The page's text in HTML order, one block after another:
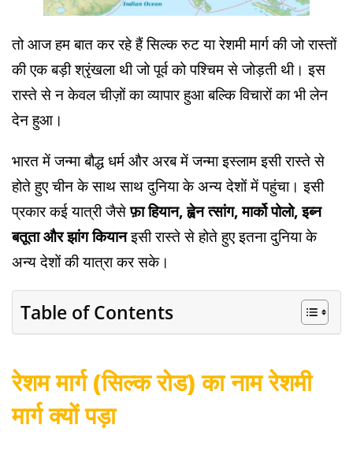
तो आज हम बात कर रहे हैं सिल्क रुट या रेशमी मार्ग की जो रास्तों
की एक बड़ी श्रृंखला थी जो पूर्व को पश्चिम से जोड़ती थी। इस
रास्ते से न केवल चीज़ों का व्यापार हुआ बल्कि विचारों का भी लेन
देन हुआ।
भारत में जन्मा बौद्ध धर्म और अरब में जन्मा इस्लाम इसी रास्ते से
होते हुए चीन के साथ साथ दुनिया के अन्य देशों में पहुंचा। इसी
प्रकार कई यात्री जैसेफ़ा हियान, ह्वेन त्सांग, मार्को पोलो, इब्न
बतूता और झांग कियानइसी रास्ते से होते हुए इतना दुनिया के
अन्य देशों की यात्रा कर सके।
Table of Contents
रेशम मार्ग (सिल्क रोड) का नाम रेशमी
मार्ग क्यों पड़ा